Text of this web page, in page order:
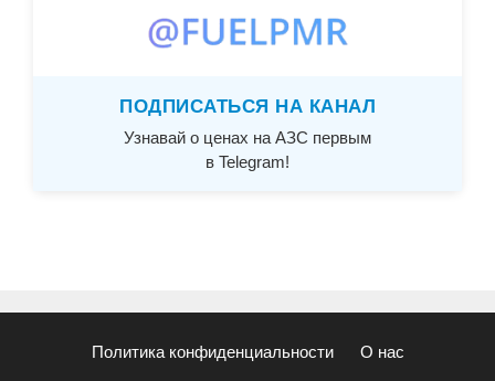
ПОДПИСАТЬСЯ НА КАНАЛ
Узнавай о ценах на АЗС первым
в Telegram!
Политика конфиденциальности О нас